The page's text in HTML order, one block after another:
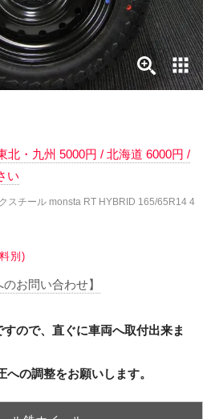
イール
イール
ール
ール
ール
ール
イール
・九州 5000円 / 北海道 6000円 /
い
スチール monsta RT HYBRID 165/65R14 4
別)
お問い合わせ】
ので、直ぐに車両へ取付出来ま
の調整をお願いします。